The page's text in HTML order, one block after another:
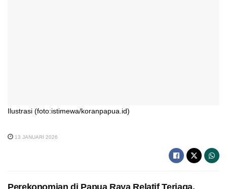
Ilustrasi (foto:istimewa/koranpapua.id)
13 JANUARI 2026
Perekonomian di Papua Raya Relatif Terjaga,